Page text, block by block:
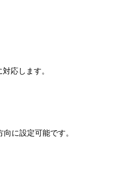
応します。
に設定可能です。